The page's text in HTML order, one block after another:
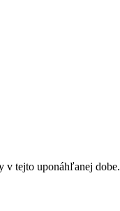
v tejto uponáhľanej dobe.